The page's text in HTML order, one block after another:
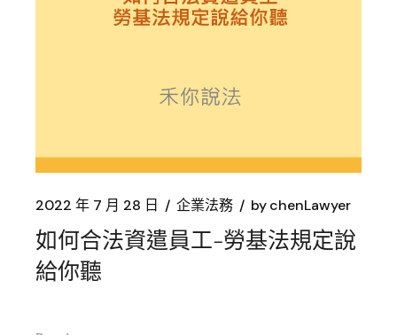
2022 年 7 月 28 日 企業法務 bychenLawyer
如何合法資遣員工-勞基法規定說
給你聽